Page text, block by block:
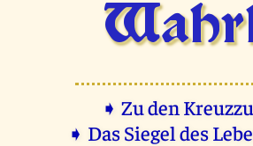
➧ Zu den
➧ Das Siegel des